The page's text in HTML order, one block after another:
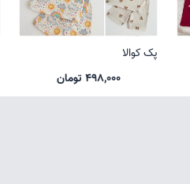
پک کوالا
498,000 تومان